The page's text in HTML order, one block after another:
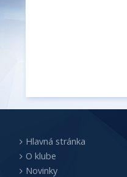
Hlavná stránka
O klube
Novinky